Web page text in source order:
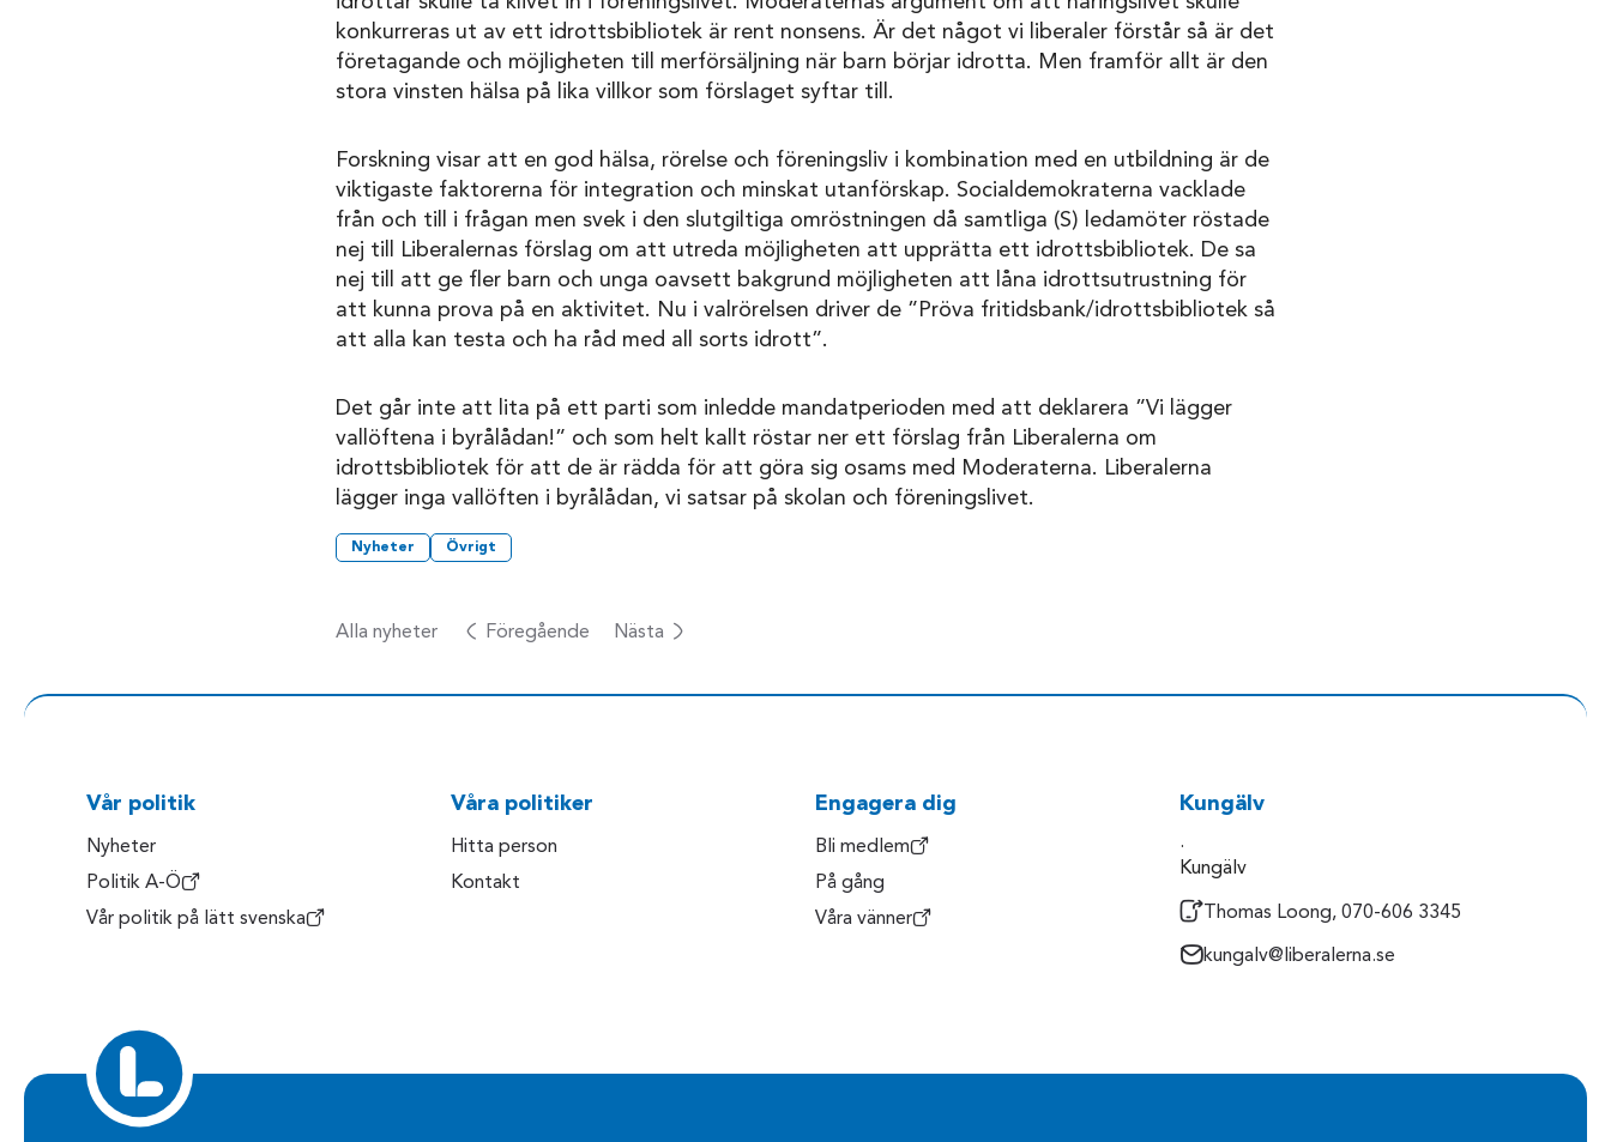
konkurreras ut av ett idrottsbibliotek är rent nonsens. Är det något vi liberaler förstår så är det
företagande och möjligheten till merförsäljning när barn börjar idrotta. Men framför allt är den
stora vinsten hälsa på lika villkor som förslaget syftar till.
Forskning visar att en god hälsa, rörelse och föreningsliv i kombination med en utbildning är de
viktigaste faktorerna för integration och minskat utanförskap. Socialdemokraterna vacklade
från och till i frågan men svek i den slutgiltiga omröstningen då samtliga (S) ledamöter röstade
nej till Liberalernas förslag om att utreda möjligheten att upprätta ett idrottsbibliotek. De sa
nej till att ge fler barn och unga oavsett bakgrund möjligheten att låna idrottsutrustning för
att kunna prova på en aktivitet. Nu i valrörelsen driver de ”Pröva fritidsbank/idrottsbibliotek så
att alla kan testa och ha råd med all sorts idrott”.
Det går inte att lita på ett parti som inledde mandatperioden med att deklarera ”Vi lägger
vallöftena i byrålådan!” och som helt kallt röstar ner ett förslag från Liberalerna om
idrottsbibliotek för att de är rädda för att göra sig osams med Moderaterna. Liberalerna
lägger inga vallöften i byrålådan, vi satsar på skolan och föreningslivet.
Nyheter Övrigt
Alla nyheter Föregående Nästa
Vår politik
Nyheter
Politik A-Ö
Vår politik på lätt svenska
Våra politiker
Hitta person
Kontakt
Engagera dig
Bli medlem
På gång
Våra vänner
Kungälv
.
Kungälv
Thomas Loong, 070-606 3345
kungalv@liberalerna.se